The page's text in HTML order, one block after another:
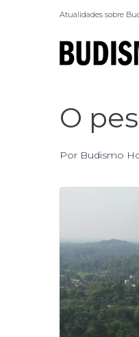
Atualidades sobre
O
Por Budismo